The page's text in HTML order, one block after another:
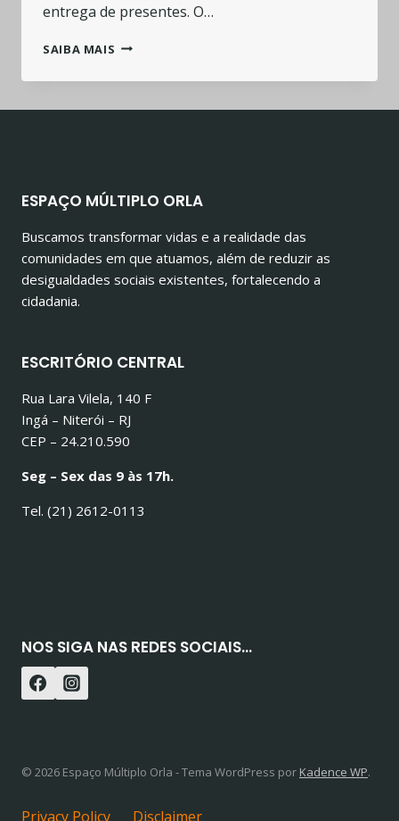
entrega de presentes. O…
SAIBA MAIS NATAL
APRESENTA
ESPAÇO MÚLTIPLO ORLA
Buscamos transformar vidas e a realidade das
comunidades em que atuamos, além de reduzir as
desigualdades sociais existentes, fortalecendo a
cidadania.
ESCRITÓRIO CENTRAL
Rua Lara Vilela, 140 F
Ingá – Niterói – RJ
CEP – 24.210.590
Seg – Sex das 9 às 17h.
Tel. (21) 2612-0113
NOS SIGA NAS REDES SOCIAIS...
© 2026 Espaço Múltiplo Orla - Tema WordPress por Kadence WP.
Privacy Policy Disclaimer